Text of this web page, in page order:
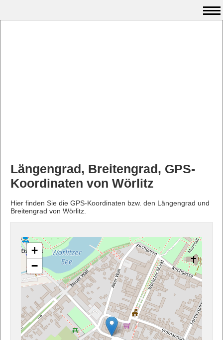
Längengrad, Breitengrad, GPS-
Koordinaten von Wörlitz
Hier finden Sie die GPS-Koordinaten bzw. den Längengrad und
Breitengrad von Wörlitz.
+
−